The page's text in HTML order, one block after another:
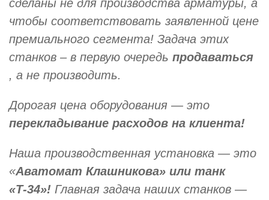
сделаны не для производства арматуры, а
чтобы соответствовать заявленной цене
премиального сегмента! Задача этих
станков – в первую очередь продаваться
, а не производить.
Дорогая цена оборудования — это
перекладывание расходов на клиента!
Наша производственная установка — это
«Аватомат Клашникова» или танк
«Т-34»! Главная задача наших станков —